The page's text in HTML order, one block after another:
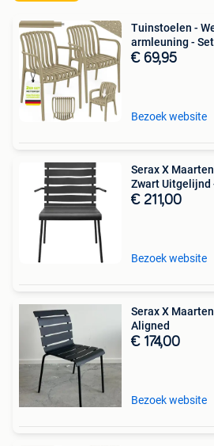
Tuinstoelen -
armleuning -
€ 69,95
Bezoek website
Serax X
Zwart Uitgelijnd
€ 211,00
Bezoek website
Serax X
Aligned
€ 174,00
Bezoek website